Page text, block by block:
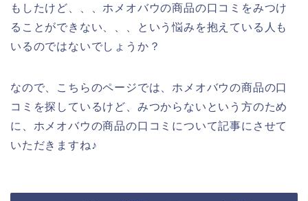
もしたけど、、、ホメオバウの商品の口コミをみつけ
ることができない、、、という悩みを抱えている人も
いるのではないでしょうか？
なので、こちらのページでは、ホメオバウの商品の口
コミを探しているけど、みつからないという方のため
に、ホメオバウの商品の口コミについて記事にさせて
いただきますね♪